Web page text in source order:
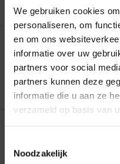
We gebruiken cookies
personaliseren, om
en om ons
informatie over uw
partners voor social
partners kunnen deze
informatie die u aan ze
verzameld op basis van
Noodzakelijk
Topper
Tweepersoons
€
Vrijdag